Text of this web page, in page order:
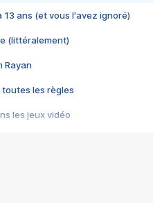
13 ans (et vous l'avez ignoré)
(littéralement)
Rayan
toutes les règles
les jeux vidéo